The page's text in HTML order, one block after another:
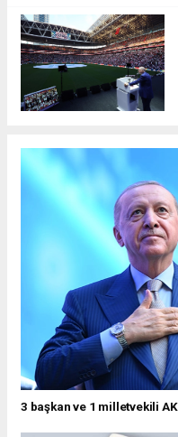
3 başkan ve 1 milletvekili